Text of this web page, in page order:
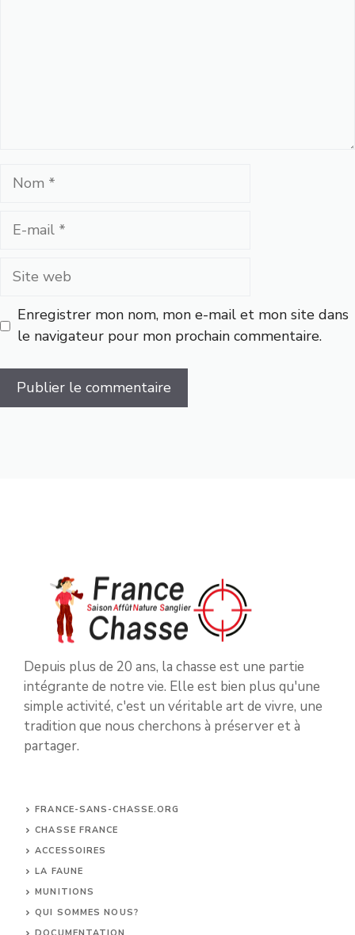
Nom
Site
Enregistrer mon nom, mon e-mail et mon site dans
le navigateur pour mon prochain commentaire.
Depuis plus de 20 ans, la chasse est une partie
intégrante de notre vie. Elle est bien plus qu'une
simple activité, c'est un véritable art de vivre, une
tradition que nous cherchons à préserver et à
partager.
FRANCE-SANS-CHASSE.ORG
CHASSE FRANCE
ACCESSOIRES
LA FAUNE
MUNITIONS
QUI SOMMES NOUS?